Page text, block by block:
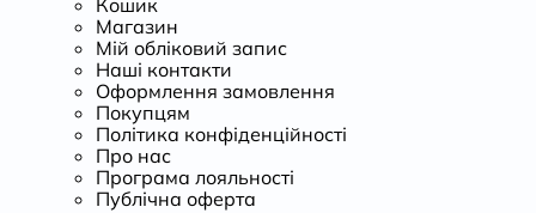
Кошик
Магазин
Мій обліковий запис
Наші контакти
Оформлення замовлення
Покупцям
Політика конфіденційності
Про нас
Програма лояльності
Публічна оферта